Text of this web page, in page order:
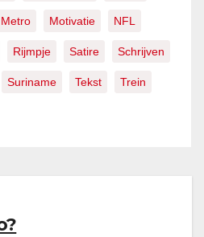
Metro Motivatie NFL
Rijmpje Satire Schrijven
Suriname Tekst Trein